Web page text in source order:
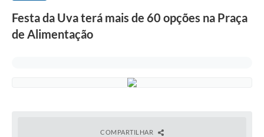
Concursos e Processos Seletivos
Inclusão e Acessibilidade
Festa da Uva terá mais de 60 opções na Praça
de Alimentação
COMPARTILHAR